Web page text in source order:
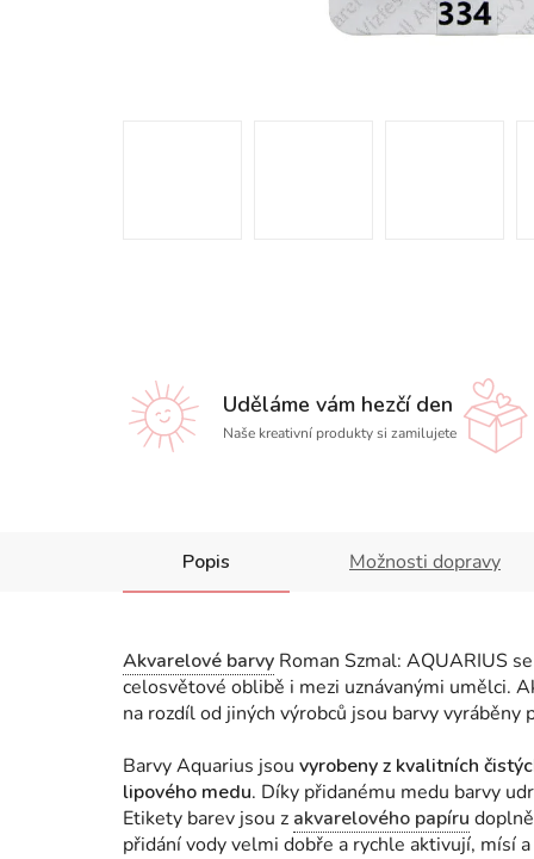
Uděláme vám hezčí den
Naše kreativní produkty si zamilujete
Popis Možnosti dopravy
Akvarelové barvy Roman Szmal: AQUARIUS
celosvětové oblibě i mezi uznávanými umělci.
na rozdíl od jiných výrobců jsou barvy vyráběny
Barvy Aquarius jsou vyrobeny z kvalitních
lipového medu. Díky přidanému medu barvy
Etikety barev jsou z akvarelového papíru
přidání vody velmi dobře a rychle aktivují, mísí